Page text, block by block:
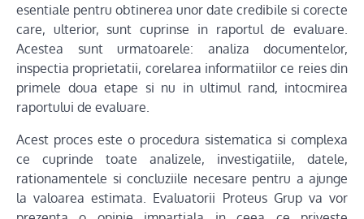
esentiale pentru obtinerea unor date credibile si corecte
care, ulterior, sunt cuprinse in raportul de evaluare.
Acestea sunt urmatoarele: analiza documentelor,
inspectia proprietatii, corelarea informatiilor ce reies din
primele doua etape si nu in ultimul rand, intocmirea
raportului de evaluare.
Acest proces este o procedura sistematica si complexa
ce cuprinde toate analizele, investigatiile, datele,
rationamentele si concluziile necesare pentru a ajunge
la valoarea estimata. Evaluatorii Proteus Grup va vor